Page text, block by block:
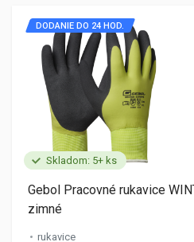
Skladom: 5+ ks
DODANIE DO 24 HOD.
Gebol Pracovné rukavice
zimné
rukavice